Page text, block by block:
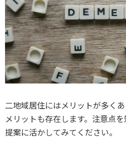
二地域居住にはメリットが多く
メリットも存在します。注意点
提案に活かしてみてください。